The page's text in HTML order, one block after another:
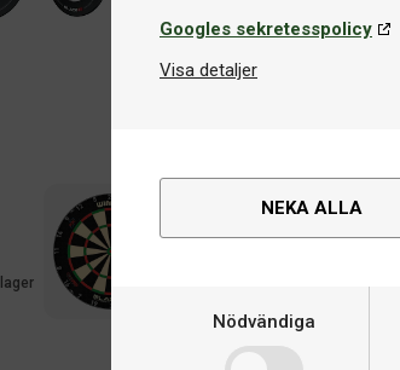
Googles sekretesspolicy
Visa detaljer
NEKA ALLA
Nödvändiga
I lager I lager